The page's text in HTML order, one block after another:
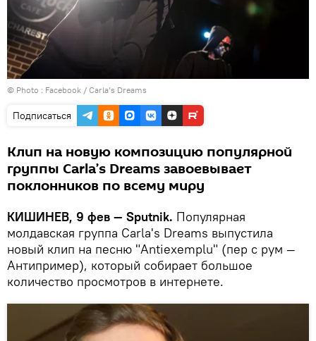
© Photo : Facebook / Carla’s Dreams
Подписаться
Клип на новую композицию популярной
группы Carla’s Dreams завоевывает
поклонников по всему миру
КИШИНЕВ, 9 фев — Sputnik. Популярная
молдавская группа Carla's Dreams выпустила
новый клип на песню "Antiexemplu" (пер с рум —
Антипример), который собирает большое
количество просмотров в интернете.